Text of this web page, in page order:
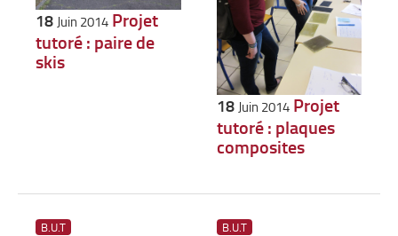
18Juin 2014 Projet
tutoré : paire de
skis
18 Juin 2014 Projet
tutoré : plaques
composites
B.U.T B.U.T